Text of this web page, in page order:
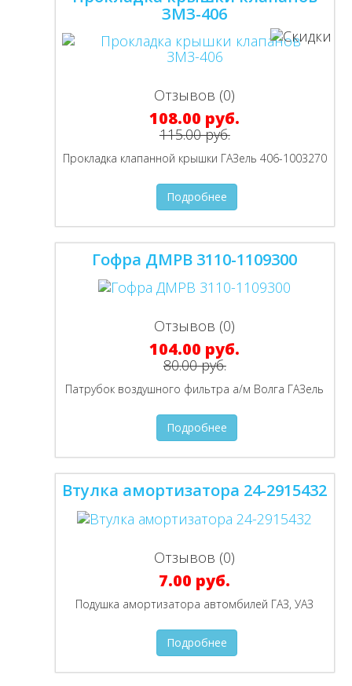
ЗМЗ-406
Отзывов (0)
108.00 руб.
115.00 руб.
Прокладка клапанной крышки ГАЗель 406-1003270
Подробнее
Гофра ДМРВ 3110-1109300
Отзывов (0)
104.00 руб.
80.00 руб.
Патрубок воздушного фильтра а/м Волга ГАЗель
Подробнее
Втулка амортизатора 24-2915432
Отзывов (0)
7.00 руб.
Подушка амортизатора автомбилей ГАЗ, УАЗ
Подробнее